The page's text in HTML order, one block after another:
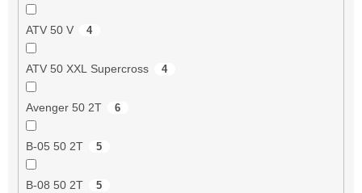
ATV 50 V 4
ATV 50 XXL Supercross 4
Avenger 50 2T 6
B-05 50 2T 5
B-08 50 2T 5